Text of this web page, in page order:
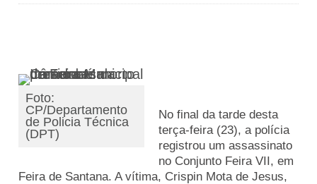
Foto:
CP/Departamento
de Policia Técnica
(DPT)
No final da tarde desta
terça-feira (23), a polícia
registrou um assassinato
no Conjunto Feira VII, em
Feira de Santana. A vítima, Crispin Mota de Jesus,